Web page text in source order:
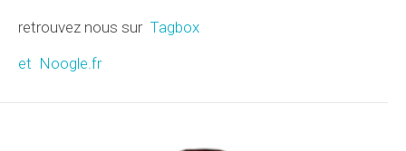
retrouvez nous sur Tagbox
et Noogle.fr